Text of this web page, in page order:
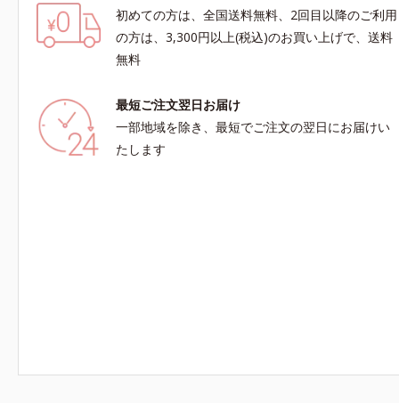
初めての方は、全国送料無料、2回目以降のご利用
の方は、3,300円以上(税込)のお買い上げで、送料
無料
最短ご注文翌日お届け
一部地域を除き、最短でご注文の翌日にお届けい
たします